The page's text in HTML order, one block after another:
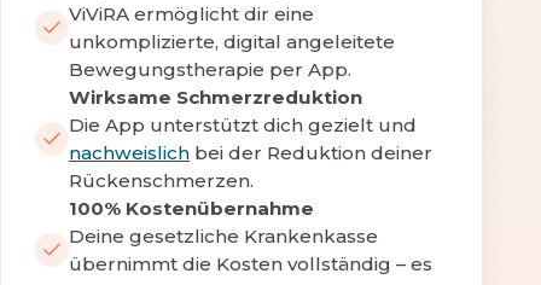
ViViRA ermöglicht dir eine
unkomplizierte, digital angeleitete
Bewegungstherapie per App.
Wirksame Schmerzreduktion
Die App unterstützt dich gezielt und
nachweislich bei der Reduktion deiner
Rückenschmerzen.
100% Kostenübernahme
Deine gesetzliche Krankenkasse
übernimmt die Kosten vollständig – es